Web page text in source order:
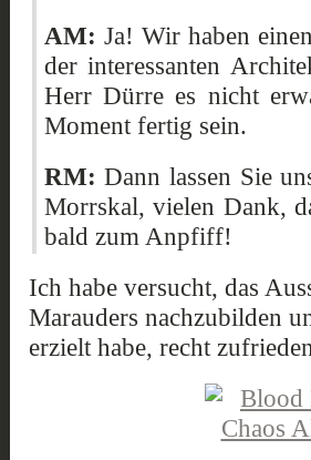
AM: Ja! Wir haben
der interessanten
Herr Dürre es nicht
Moment fertig sein.
RM: Dann lassen Sie
Morrskal, vielen Dank,
bald zum Anpfiff!
Ich habe versucht, das
Marauders nachzubilden
erzielt habe, recht